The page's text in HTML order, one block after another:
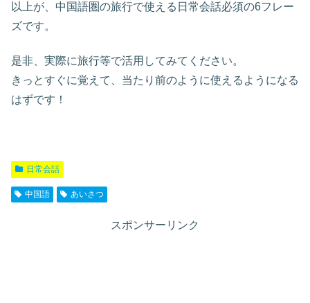
以上が、中国語圏の旅行で使える日常会話必須の6フレー
ズです。
是非、実際に旅行等で活用してみてください。
きっとすぐに覚えて、当たり前のように使えるようになる
はずです！
日常会話
中国語 あいさつ
スポンサーリンク